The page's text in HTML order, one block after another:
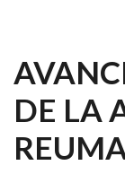
DE LA